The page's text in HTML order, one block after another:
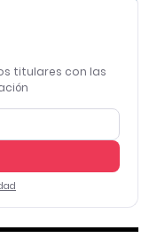
titulares con las